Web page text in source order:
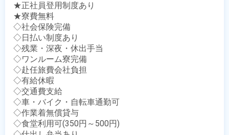
★正社員登用制度あり
★寮費無料
◇社会保険完備
◇日払い制度あり
◇残業・深夜・休出手当
◇ワンルーム寮完備
◇赴任旅費会社負担
◇有給休暇
◇交通費支給
◇車・バイク・自転車通勤可
◇作業着無償貸与
◇食堂利用可(350円～500円)